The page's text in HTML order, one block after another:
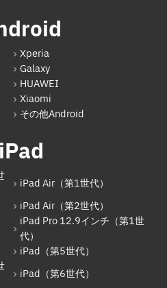
第1世代）
第3世代）
1世代）
Xperia
Galaxy
HUAWEI
Xiaomi
その他Android
iPad
iPad Air（第1世代）
iPad Air（第2世代）
iPad Pro 12.9インチ（第1世
代）
iPad（第5世代）
iPad（第6世代）